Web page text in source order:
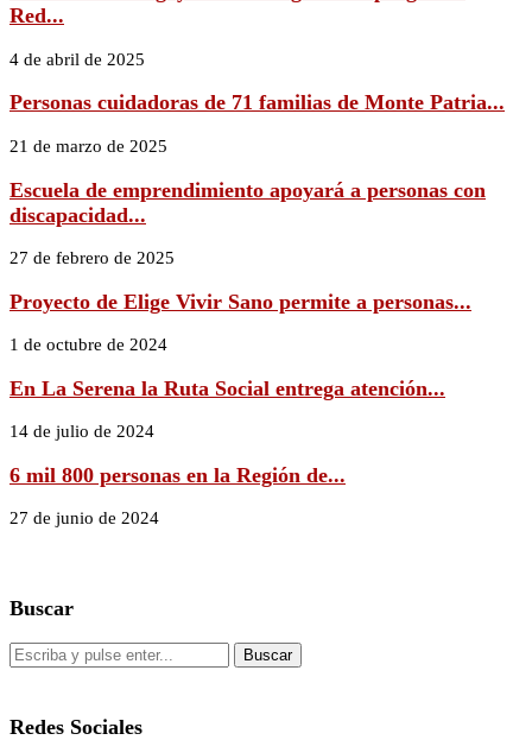
Red...
4 de abril de 2025
Personas cuidadoras de 71 familias de Monte Patria...
21 de marzo de 2025
Escuela de emprendimiento apoyará a personas con
discapacidad...
27 de febrero de 2025
Proyecto de Elige Vivir Sano permite a personas...
1 de octubre de 2024
En La Serena la Ruta Social entrega atención...
14 de julio de 2024
6 mil 800 personas en la Región de...
27 de junio de 2024
Buscar
Redes Sociales